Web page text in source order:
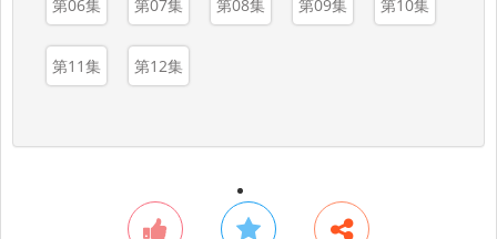
第06集 第07集 第08集 第09集 第10集
第11集 第12集